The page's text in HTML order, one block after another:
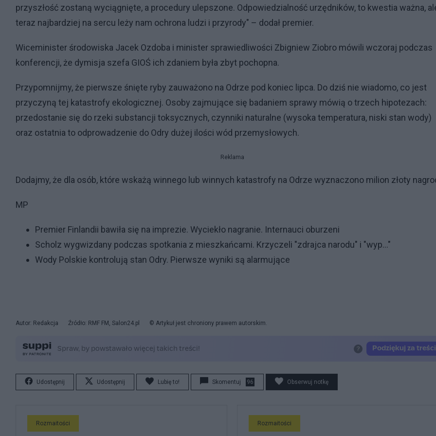
przyszłość zostaną wyciągnięte, a procedury ulepszone. Odpowiedzialność urzędników, to kwestia ważna,
teraz najbardziej na sercu leży nam ochrona ludzi i przyrody" – dodał premier.
Wiceminister środowiska Jacek Ozdoba i minister sprawiedliwości Zbigniew Ziobro mówili wczoraj podczas
konferencji, że dymisja szefa GIOŚ ich zdaniem była zbyt pochopna.
Przypomnijmy, że pierwsze śnięte ryby zauważono na Odrze pod koniec lipca. Do dziś nie wiadomo, co jest
przyczyną tej katastrofy ekologicznej. Osoby zajmujące się badaniem sprawy mówią o trzech hipotezach:
przedostanie się do rzeki substancji toksycznych, czynniki naturalne (wysoka temperatura, niski stan wody)
oraz ostatnia to odprowadzenie do Odry dużej ilości wód przemysłowych.
Reklama
Dodajmy, że dla osób, które wskażą winnego lub winnych katastrofy na Odrze wyznaczono milion złoty
MP
Premier Finlandii bawiła się na imprezie. Wyciekło nagranie. Internauci oburzeni
Scholz wygwizdany podczas spotkania z mieszkańcami. Krzyczeli "zdrajca narodu" i "wyp..."
Wody Polskie kontrolują stan Odry. Pierwsze wyniki są alarmujące
Autor: Redakcja Źródło: RMF FM, Salon24.pl © Artykuł jest chroniony prawem autorskim.
Udostępnij Udostępnij Lubię to! Skomentuj 96 Obserwuj notkę
Rozmaitości Rozmaitości